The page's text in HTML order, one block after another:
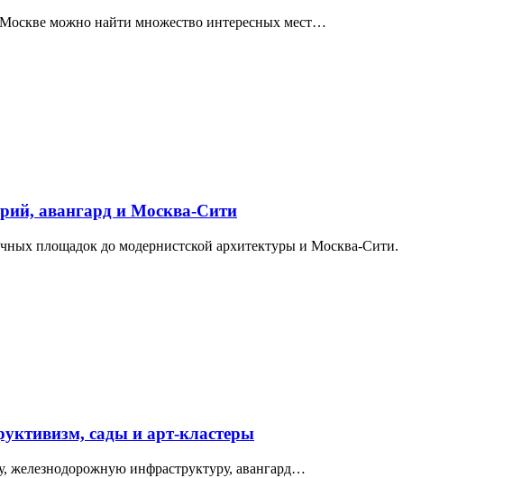
можно найти множество интересных мест…
авангард и Москва-Сити
площадок до модернистской архитектуры и Москва-Сити.
сады и арт-кластеры
железнодорожную инфраструктуру, авангард…